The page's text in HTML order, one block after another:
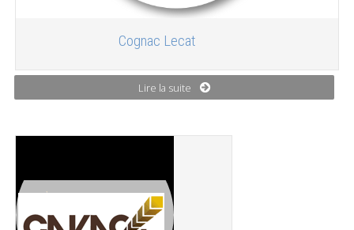
Cognac Lecat
Lire la suite